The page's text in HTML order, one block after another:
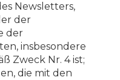
Newsletters,
der
der
insbesondere
Zweck Nr. 4 ist;
die mit den